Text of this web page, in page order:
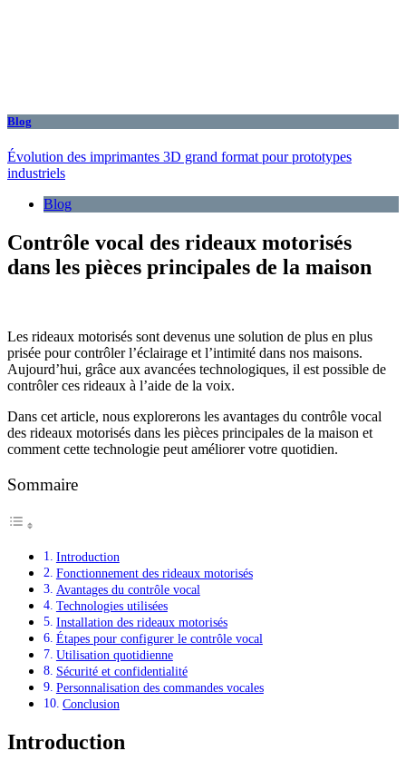
Blog
Évolution des imprimantes 3D grand format pour prototypes
industriels
Blog
Contrôle vocal des rideaux motorisés
dans les pièces principales de la maison
Les rideaux motorisés sont devenus une solution de plus en plus
prisée pour contrôler l’éclairage et l’intimité dans nos maisons.
Aujourd’hui, grâce aux avancées technologiques, il est possible de
contrôler ces rideaux à l’aide de la voix.
Dans cet article, nous explorerons les avantages du contrôle vocal
des rideaux motorisés dans les pièces principales de la maison et
comment cette technologie peut améliorer votre quotidien.
Sommaire
Introduction
Fonctionnement des rideaux motorisés
Avantages du contrôle vocal
Technologies utilisées
Installation des rideaux motorisés
Étapes pour configurer le contrôle vocal
Utilisation quotidienne
Sécurité et confidentialité
Personnalisation des commandes vocales
Conclusion
Introduction